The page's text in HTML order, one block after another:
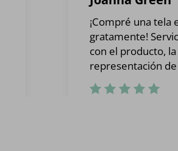
¡Compré una tela
gratamente!
con el producto,
representación